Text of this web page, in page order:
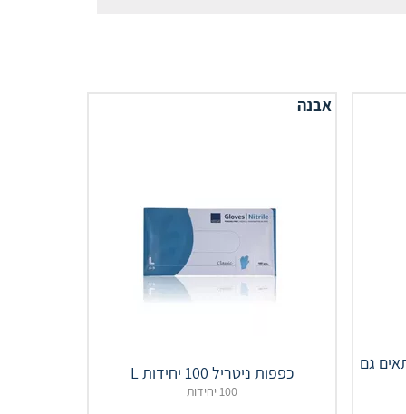
גם
אבנה
כפפות ניטריל 100 יחידות L
100 יחידות